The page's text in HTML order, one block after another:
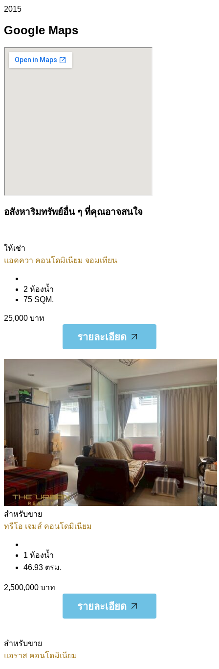
2015
Google Maps
อสังหาริมทรัพย์อื่น ๆ ที่คุณอาจสนใจ
ให้เช่า
แอคควา คอนโดมิเนียม จอมเทียน
2 ห้องน้ำ
75 SQM.
25,000 บาท
รายละเอียด
รายละเอียด
สำหรับขาย
ทรีโอ เจมส์ คอนโดมิเนียม
1 ห้องน้ำ
46.93 ตรม.
2,500,000 บาท
รายละเอียด
สำหรับขาย
แอราส คอนโดมิเนียม